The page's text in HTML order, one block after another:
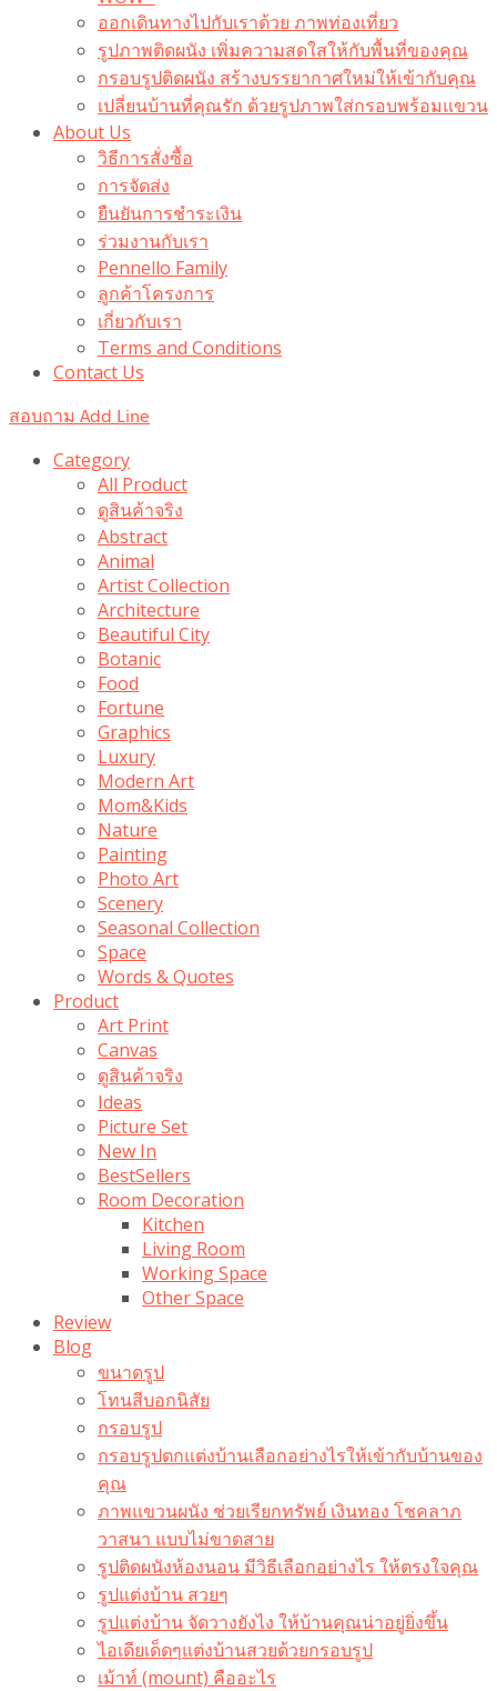
ออกเดินทางไปกับเราด้วย ภาพท่องเที่ยว
รูปภาพติดผนัง เพิ่มความสดใสให้กับพื้นที่ของคุณ
กรอบรูปติดผนัง สร้างบรรยากาศใหม่ให้เข้ากับคุณ
เปลี่ยนบ้านที่คุณรัก ด้วยรูปภาพใส่กรอบพร้อมแขวน​
About Us
วิธีการสั่งซื้อ
การจัดส่ง
ยืนยันการชำระเงิน
ร่วมงานกับเรา
Pennello Family
ลูกค้าโครงการ
เกี่ยวกับเรา
Terms and Conditions
Contact Us
สอบถาม Add Line
Category
All Product
ดูสินค้าจริง
Abstract
Animal
Artist Collection
Architecture
Beautiful City
Botanic
Food
Fortune
Graphics
Luxury
Modern Art
Mom&Kids
Nature
Painting
Photo Art
Scenery
Seasonal Collection
Space
Words & Quotes
Product
Art Print
Canvas
ดูสินค้าจริง
Ideas
Picture Set
New In
BestSellers
Room Decoration
Kitchen
Living Room
Working Space
Other Space
Review
Blog
ขนาดรูป
โทนสีบอกนิสัย
กรอบรูป
กรอบรูปตกแต่งบ้านเลือกอย่างไรให้เข้ากับบ้านของ
คุณ
ภาพแขวนผนัง ช่วยเรียกทรัพย์ เงินทอง โชคลาภ
วาสนา แบบไม่ขาดสาย
รูปติดผนังห้องนอน มีวิธีเลือกอย่างไร ให้ตรงใจคุณ
รูปแต่งบ้าน สวยๆ
รูปแต่งบ้าน จัดวางยังไง ให้บ้านคุณน่าอยู่ยิ่งขึ้น
ไอเดียเด็ดๆแต่งบ้านสวยด้วยกรอบรูป
เม้าท์ (mount) คืออะไร​